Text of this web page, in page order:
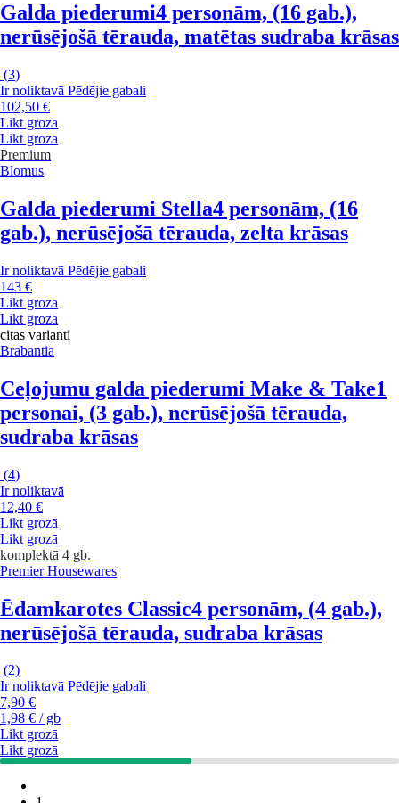
Galda piederumi4 personām, (16 gab.),
nerūsējošā tērauda, matētas sudraba krāsas
(3)
Ir noliktavā Pēdējie gabali
102,50 €
Likt grozā
Likt grozā
Premium
Blomus
Galda piederumi Stella4 personām, (16
gab.), nerūsējošā tērauda, zelta krāsas
Ir noliktavā Pēdējie gabali
143 €
Likt grozā
Likt grozā
citas varianti
Brabantia
Ceļojumu galda piederumi Make & Take1
personai, (3 gab.), nerūsējošā tērauda,
sudraba krāsas
(4)
Ir noliktavā
12,40 €
Likt grozā
Likt grozā
komplektā 4 gb.
Premier Housewares
Ēdamkarotes Classic4 personām, (4 gab.),
nerūsējošā tērauda, sudraba krāsas
(2)
Ir noliktavā Pēdējie gabali
7,90 €
1,98 € / gb
Likt grozā
Likt grozā